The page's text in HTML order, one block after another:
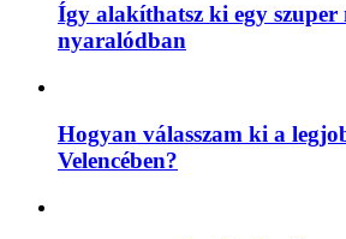
Így alakíthatsz ki egy szuper
nyaralódban
Hogyan válasszam ki a
Velencében?